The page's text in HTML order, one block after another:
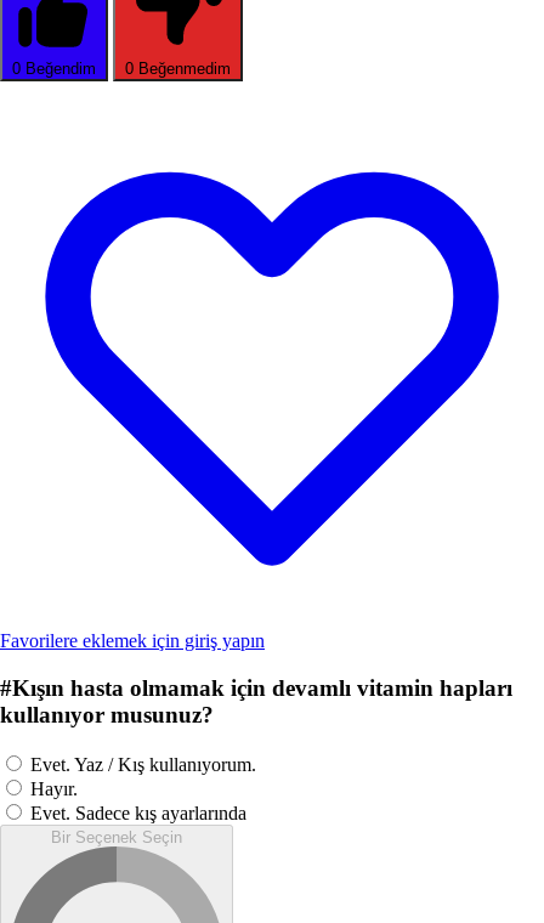
0 Beğendim 0 Beğenmedim
Favorilere eklemek için giriş yapın
#Kışın hasta olmamak için devamlı vitamin hapları
kullanıyor musunuz?
Evet. Yaz / Kış kullanıyorum.
Hayır.
Evet. Sadece kış ayarlarında
Bir Seçenek Seçin